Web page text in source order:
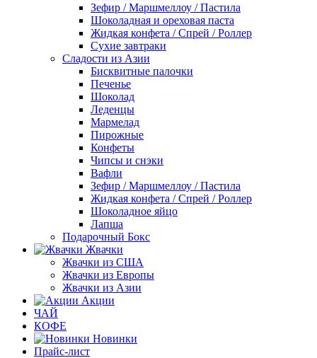
Зефир / Маршмеллоу / Пастила
Шоколадная и ореховая паста
Жидкая конфета / Спрей / Роллер
Сухие завтраки
Сладости из Азии
Бисквитные палочки
Печенье
Шоколад
Леденцы
Мармелад
Пирожные
Конфеты
Чипсы и снэки
Вафли
Зефир / Маршмеллоу / Пастила
Жидкая конфета / Спрей / Роллер
Шоколадное яйцо
Лапша
Подарочный Бокс
Жвачки
Жвачки из США
Жвачки из Европы
Жвачки из Азии
Акции
ЧАЙ
КОФЕ
Новинки
Прайс-лист